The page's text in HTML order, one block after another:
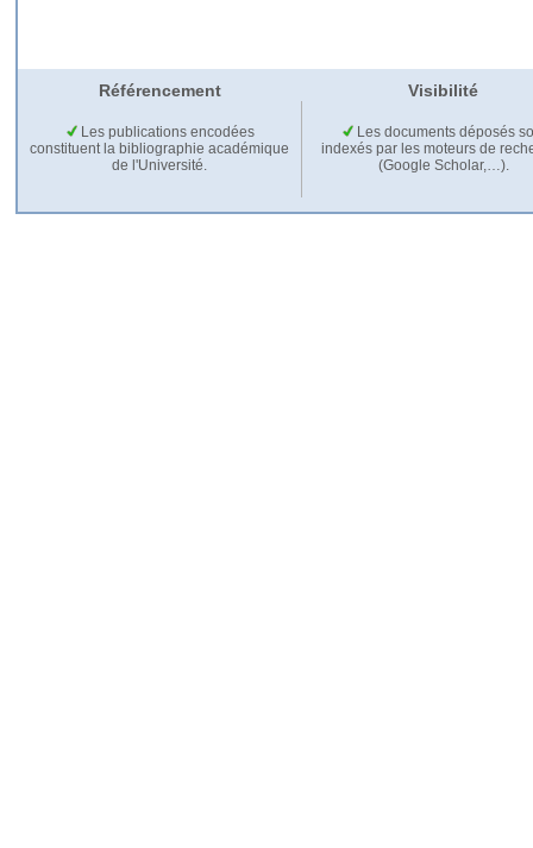
Référencement Visibilité
Les publications encodées
constituent la bibliographie académique
de l'Université.
Les documents déposés
indexés par les moteurs de
(Google Scholar,…).